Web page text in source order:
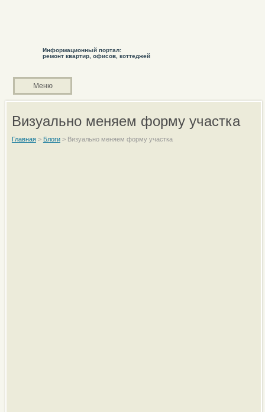
Информационный портал:
ремонт квартир, офисов, коттеджей
Меню
Визуально меняем форму участка
Главная> Блоги> Визуально меняем форму участка